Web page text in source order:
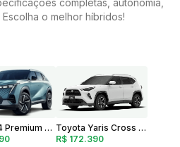
completas, autonomia,
o melhor híbridos!
GAC GS4 Premium 2.0
Toyota Yaris Cross XRE Hybrid 1.5 Plug-in
R$ 172.390